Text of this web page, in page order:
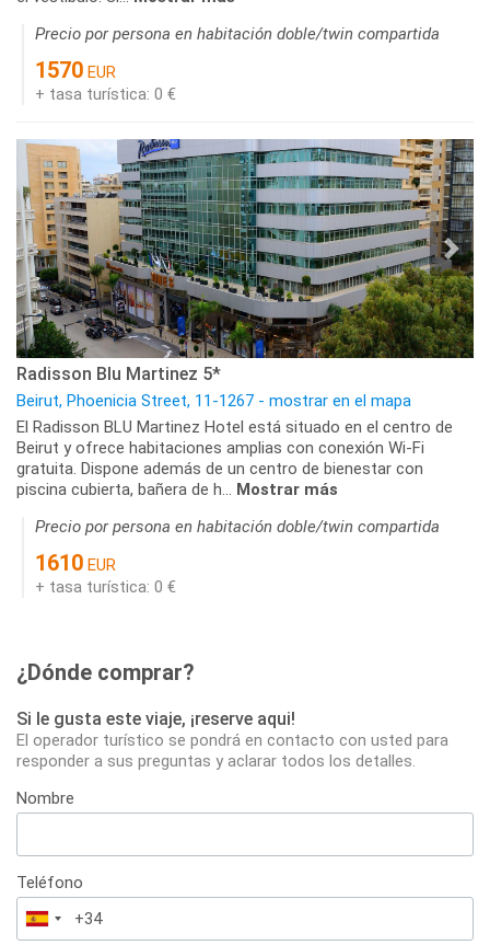
Precio por persona en habitación doble/twin compartida
1570 EUR
+ tasa turística: 0 €
Radisson Blu Martinez 5*
Beirut, Phoenicia Street, 11-1267 - mostrar en el mapa
El Radisson BLU Martinez Hotel está situado en el centro de
Beirut y ofrece habitaciones amplias con conexión Wi-Fi
gratuita. Dispone además de un centro de bienestar con
piscina cubierta, bañera de h... Mostrar más
Precio por persona en habitación doble/twin compartida
1610 EUR
+ tasa turística: 0 €
¿Dónde comprar?
Si le gusta este viaje, ¡reserve aqui!
El operador turístico se pondrá en contacto con usted para
responder a sus preguntas y aclarar todos los detalles.
Nombre
Teléfono
España